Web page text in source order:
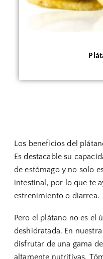
Los beneficios del
Es destacable su
de estómago y no solo
intestinal, por lo que te
estreñimiento o diarrea.
Pero el plátano no es el
deshidratada. En
disfrutar de una gama
altamente nutritivas.